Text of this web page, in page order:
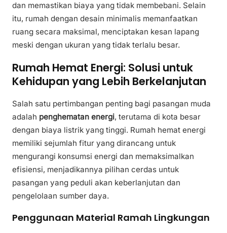
dan memastikan biaya yang tidak membebani. Selain
itu, rumah dengan desain minimalis memanfaatkan
ruang secara maksimal, menciptakan kesan lapang
meski dengan ukuran yang tidak terlalu besar.
Rumah Hemat Energi: Solusi untuk
Kehidupan yang Lebih Berkelanjutan
Salah satu pertimbangan penting bagi pasangan muda
adalah penghematan energi, terutama di kota besar
dengan biaya listrik yang tinggi. Rumah hemat energi
memiliki sejumlah fitur yang dirancang untuk
mengurangi konsumsi energi dan memaksimalkan
efisiensi, menjadikannya pilihan cerdas untuk
pasangan yang peduli akan keberlanjutan dan
pengelolaan sumber daya.
Penggunaan Material Ramah Lingkungan